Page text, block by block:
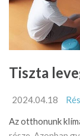
Tiszta
2024.04.18
Az otthonunk